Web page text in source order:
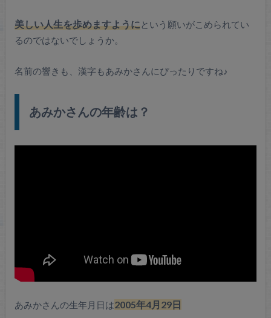
美しい人生を歩めますようにという願いがこめられてい
るのではないでしょうか。
名前の響きも、漢字もあみかさんにぴったりですね♪
あみかさんの年齢は？
あみかさんの生年月日は2005年4月29日